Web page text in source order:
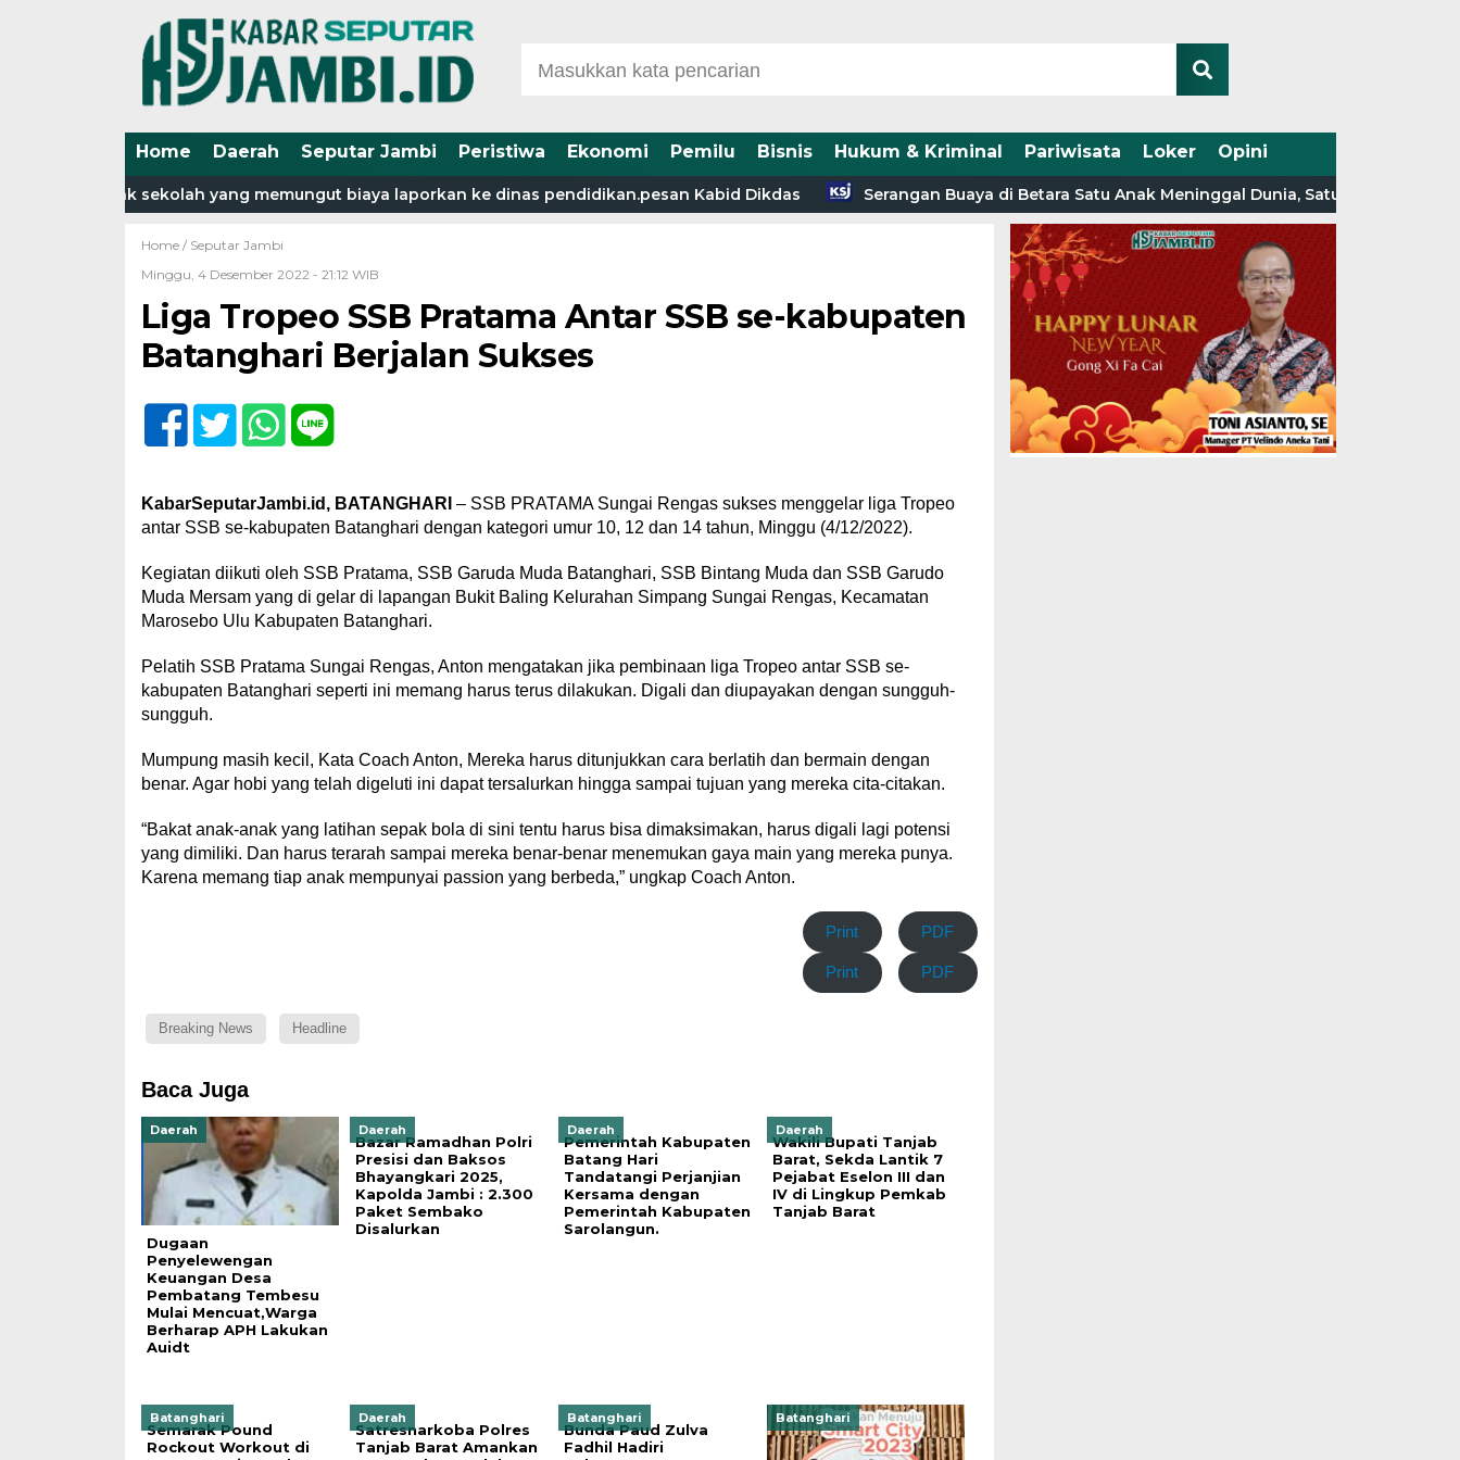
Home Daerah Seputar Jambi Peristiwa Ekonomi Pemilu Bisnis Hukum & Kriminal Pariwisata Loker Opini
ada pihak sekolah yang memungut biaya laporkan ke dinas pendidikan.pesan Kabid Dikdas Serangan Buaya di Betara Satu Anak Meninggal Dunia, Satu Alami Luka-Luka
Home / Seputar Jambi
Minggu, 4 Desember 2022 - 21:12 WIB
Liga Tropeo SSB Pratama Antar SSB se-kabupaten
Batanghari Berjalan Sukses
KabarSeputarJambi.id, BATANGHARI – SSB PRATAMA Sungai Rengas sukses menggelar liga Tropeo
antar SSB se-kabupaten Batanghari dengan kategori umur 10, 12 dan 14 tahun, Minggu (4/12/2022).
Kegiatan diikuti oleh SSB Pratama, SSB Garuda Muda Batanghari, SSB Bintang Muda dan SSB Garudo
Muda Mersam yang di gelar di lapangan Bukit Baling Kelurahan Simpang Sungai Rengas, Kecamatan
Marosebo Ulu Kabupaten Batanghari.
Pelatih SSB Pratama Sungai Rengas, Anton mengatakan jika pembinaan liga Tropeo antar SSB se-
kabupaten Batanghari seperti ini memang harus terus dilakukan. Digali dan diupayakan dengan sungguh-
sungguh.
Mumpung masih kecil, Kata Coach Anton, Mereka harus ditunjukkan cara berlatih dan bermain dengan
benar. Agar hobi yang telah digeluti ini dapat tersalurkan hingga sampai tujuan yang mereka cita-citakan.
“Bakat anak-anak yang latihan sepak bola di sini tentu harus bisa dimaksimakan, harus digali lagi potensi
yang dimiliki. Dan harus terarah sampai mereka benar-benar menemukan gaya main yang mereka punya.
Karena memang tiap anak mempunyai passion yang berbeda,” ungkap Coach Anton.
Print PDF
Print PDF
Breaking News Headline
Baca Juga
Daerah
Dugaan
Penyelewengan
Keuangan Desa
Pembatang Tembesu
Mulai Mencuat,Warga
Berharap APH Lakukan
Auidt
Daerah
Bazar Ramadhan Polri
Presisi dan Baksos
Bhayangkari 2025,
Kapolda Jambi : 2.300
Paket Sembako
Disalurkan
Daerah
Pemerintah Kabupaten
Batang Hari
Tandatangi Perjanjian
Kersama dengan
Pemerintah Kabupaten
Sarolangun.
Daerah
Wakili Bupati Tanjab
Barat, Sekda Lantik 7
Pejabat Eselon III dan
IV di Lingkup Pemkab
Tanjab Barat
Batanghari
Semarak Pound
Rockout Workout di
Daerah
Satresnarkoba Polres
Tanjab Barat Amankan
Batanghari
Bunda Paud Zulva
Fadhil Hadiri
Batanghari